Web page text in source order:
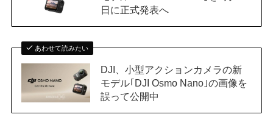
日に正式発表へ
あわせて読みたい
DJI、小型アクションカメラの新
モデル｢DJI Osmo Nano｣の画像を
誤って公開中